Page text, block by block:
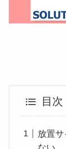
目次
放置